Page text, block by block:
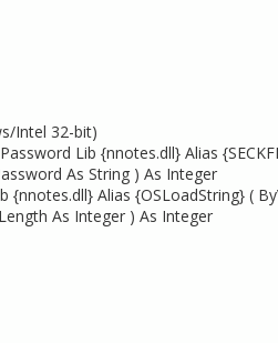
Intel 32-bit)
Lib {nnotes.dll} Alias
As String ) As Integer
{nnotes.dll} Alias {OSLoadString} (
As Integer ) As Integer